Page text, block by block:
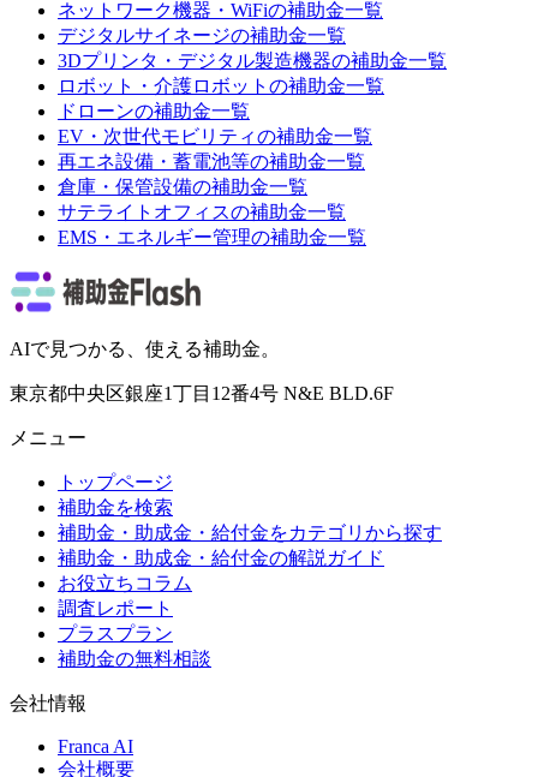
ネットワーク機器・WiFiの補助金一覧
デジタルサイネージの補助金一覧
3Dプリンタ・デジタル製造機器の補助金一覧
ロボット・介護ロボット の補助金一覧
ドローンの補助金一覧
EV・次世代モビリティの補助金一覧
再エネ設備・蓄電池等の補助金一覧
倉庫・保管設備の補助金一覧
サテライトオフィスの補助金一覧
EMS・エネルギー管理の補助金一覧
AIで見つかる、使える補助金。
東京都中央区銀座1丁目12番4号 N&E BLD.6F
メニュー
トップページ
補助金を検索
補助金・助成金・給付金をカテゴリから探す
補助金・助成金・給付金の解説ガイド
お役立ちコラム
調査レポート
プラスプラン
補助金の無料相談
会社情報
Franca AI
会社概要